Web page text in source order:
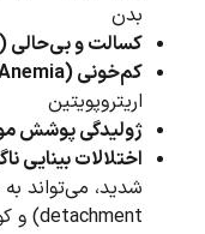
بدن
کسالت و بی‌حالی (Lethargy)
کم‌خونی (Anemia):
اریتروپویتین
ژولیدگی پوشش
اختلالات بینایی
detachment) و کوری ناگهانی منجر شود.